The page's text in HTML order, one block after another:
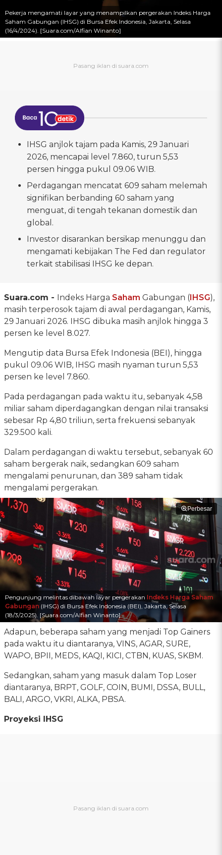
Pekerja mengamati layar yang menampilkan pergerakan Indeks Harga
Saham Gabungan (IHSG) di Bursa Efek Indonesia, Jakarta, Selasa
(16/4/2024). [Suara.com/Alfian Winanto]
IHSG anjlok tajam pada Kamis, 29 Januari
2026, mencapai level 7.860, turun 5,53
persen hingga pukul 09.06 WIB.
Perdagangan mencatat 609 saham melemah
signifikan berbanding 60 saham yang
menguat, di tengah tekanan domestik dan
global.
Investor disarankan bersikap menunggu dan
mengamati kebijakan The Fed dan regulator
terkait stabilisasi IHSG ke depan.
Suara.com - Indeks Harga Saham Gabungan (IHSG),
masih terperosok tajam di awal perdagangan, Kamis,
29 Januari 2026. IHSG dibuka masih anjlok hingga 3
persen ke level 8.027.
Mengutip data Bursa Efek Indonesia (BEI), hingga
pukul 09.06 WIB, IHSG masih nyaman turun 5,53
persen ke level 7.860.
Pada perdagangan pada waktu itu, sebanyak 4,58
miliar saham diperdagangkan dengan nilai transaksi
sebesar Rp 4,80 triliun, serta frekuensi sebanyak
329.500 kali.
Dalam perdagangan di waktu tersebut, sebanyak 60
saham bergerak naik, sedangkan 609 saham
mengalami penurunan, dan 389 saham tidak
mengalami pergerakan.
Perbesar
Pengunjung melintas dibawah layar pergerakan Indeks Harga Saham
Gabungan (IHSG) di Bursa Efek Indonesia (BEI), Jakarta, Selasa
(18/3/2025). [Suara.com/Alfian Winanto]
Adapun, beberapa saham yang menjadi Top Gainers
pada waktu itu diantaranya, VINS, AGAR, SURE,
WAPO, BPII, MEDS, KAQI, KICI, CTBN, KUAS, SKBM.
Sedangkan, saham yang masuk dalam Top Loser
diantaranya, BRPT, GOLF, COIN, BUMI, DSSA, BULL,
BALI, ARGO, VKRI, ALKA, PBSA.
Proyeksi IHSG